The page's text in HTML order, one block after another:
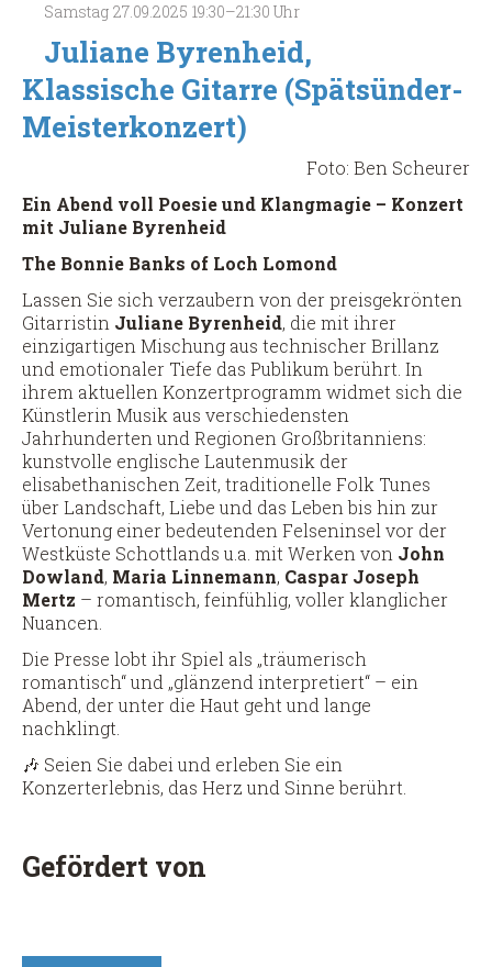
(Spätsünder-
Meisterkonzert)
Samstag 27.09.2025 19:30–21:30 Uhr
Juliane Byrenheid,
Klassische Gitarre (Spätsünder-
Meisterkonzert)
Foto: Ben Scheurer
Ein Abend voll Poesie und Klangmagie – Konzert
mit Juliane Byrenheid
The Bonnie Banks of Loch Lomond
Lassen Sie sich verzaubern von der preisgekrönten
Gitarristin Juliane Byrenheid, die mit ihrer
einzigartigen Mischung aus technischer Brillanz
und emotionaler Tiefe das Publikum berührt. In
ihrem aktuellen Konzertprogramm widmet sich die
Künstlerin Musik aus verschiedensten
Jahrhunderten und Regionen Großbritanniens:
kunstvolle englische Lautenmusik der
elisabethanischen Zeit, traditionelle Folk Tunes
über Landschaft, Liebe und das Leben bis hin zur
Vertonung einer bedeutenden Felseninsel vor der
Westküste Schottlands u.a. mit Werken von John
Dowland, Maria Linnemann, Caspar Joseph
Mertz – romantisch, feinfühlig, voller klanglicher
Nuancen.
Die Presse lobt ihr Spiel als „träumerisch
romantisch“ und „glänzend interpretiert“ – ein
Abend, der unter die Haut geht und lange
nachklingt.
🎶 Seien Sie dabei und erleben Sie ein
Konzerterlebnis, das Herz und Sinne berührt.
Gefördert von